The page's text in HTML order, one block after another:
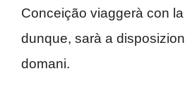
Conceição viaggerà con
dunque, sarà a
domani.